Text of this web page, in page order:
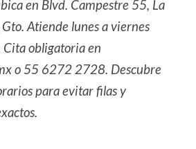
en Blvd. Campestre 55, La
Atiende lunes a viernes
obligatoria en
o 55 6272 2728. Descubre
para evitar filas y